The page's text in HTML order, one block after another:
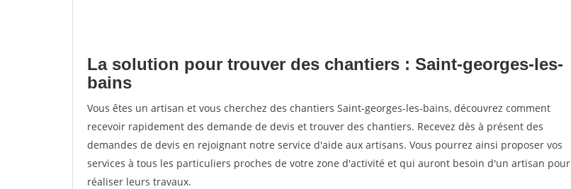
La solution pour trouver des chantiers : Saint-georges-les-
bains
Vous êtes un artisan et vous cherchez des chantiers Saint-georges-les-bains, découvrez comment
recevoir rapidement des demande de devis et trouver des chantiers. Recevez dès à présent des
demandes de devis en rejoignant notre service d'aide aux artisans. Vous pourrez ainsi proposer vos
services à tous les particuliers proches de votre zone d'activité et qui auront besoin d'un artisan pour
réaliser leurs travaux.